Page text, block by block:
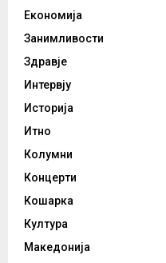
Економија
Занимливости
Здравје
Интервју
Историја
Итно
Колумни
Концерти
Кошарка
Култура
Македонија